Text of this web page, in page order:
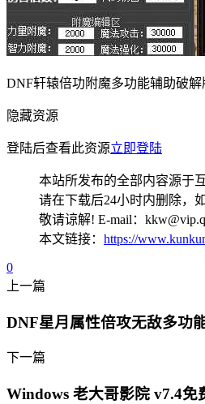
DNF轩辕倍功附魔多功能辅助破解
隐藏资源
登陆后查看此资源立即登陆
本站所发布的全部内容源于
请在下载后24小时内删除，
敬请谅解! E-mail：
本文链接： https://
0
上一篇
DNF星月属性倍攻无敌多功
下一篇
Windows 老大哥影院 v7.4免